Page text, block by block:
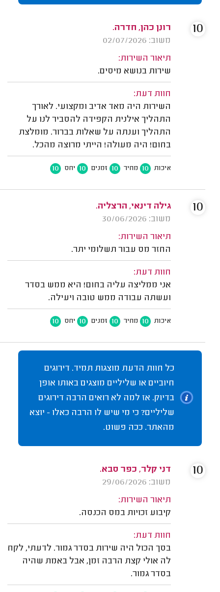
רונן כהן, חדרה.
משוב: 02/07/2026
תיאור השירות:
שירות בנושא מיסים.
חוות דעת:
השירות היה מאד אדיב ומקצועי. לאורך
התהליך אילנית הקפידה להסביר לנו על
התהליך וענתה על שאלות בברור. מומלצת
בחום! היה מעולה! הייתי מרוצה מהכל.
איכות 10 מחיר 10 זמנים 10 יחס 10
10
גילה דינאי, הרצליה.
משוב: 30/06/2026
תיאור השירות:
החזר מס עבור תשלומי יתר.
חוות דעת:
אני ממליצה עליה בחום! היא ממש בסדר
ועשתה עבודה ממש טובה ויעילה.
איכות 10 מחיר 10 זמנים 10 יחס 10
10
כל חוות הדעת מוצגות תמיד. דירוגים
חיוביים או שליליים מוצגים באותו אופן
בדיוק. אז למה לא רואים הרבה דירוגים
שליליים? כי מי שיש לו הרבה כאלו - יוצא
מהאתר. ככה פשוט.
דני קלר, כפר סבא.
משוב: 29/06/2026
תיאור השירות:
קיבוע זכויות במס הכנסה.
חוות דעת:
בסך הכול היה שירות בסדר גמור. לדעתי, לקח
לה אולי קצת הרבה זמן, אבל באמת שהיה
בסדר גמור.
10